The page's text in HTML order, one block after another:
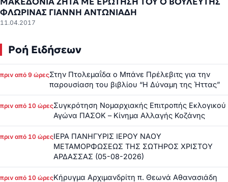
ΦΛΩΡΙΝΑΣ ΓΙΑΝΝΗ ΑΝΤΩΝΙΑΔΗ
11.04.2017
Ροή Ειδήσεων
πριν από 9 ώρεςΣτην Πτολεμαΐδα ο Μπάνε Πρέλεβιτς για την
παρουσίαση του βιβλίου “Η Δύναμη της Ήττας”
πριν από 10 ώρεςΣυγκρότηση Νομαρχιακής Επιτροπής Εκλογικού
Αγώνα ΠΑΣΟΚ – Κίνημα Αλλαγής Κοζάνης
πριν από 10 ώρεςΙΕΡΑ ΠΑΝΗΓΥΡΙΣ ΙΕΡΟΥ ΝΑΟΥ
ΜΕΤΑΜΟΡΦΩΣΕΩΣ ΤΗΣ ΣΩΤΗΡΟΣ ΧΡΙΣΤΟΥ
ΑΡΔΑΣΣΑΣ (05-08-2026)
πριν από 10 ώρεςΚήρυγμα Αρχιμανδρίτη π. Θεωνά Αθανασιάδη